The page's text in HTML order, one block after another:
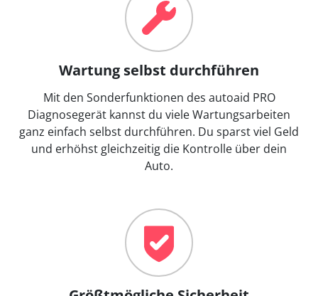
Wartung selbst durchführen
Mit den Sonderfunktionen des autoaid PRO
Diagnosegerät kannst du viele Wartungsarbeiten
ganz einfach selbst durchführen. Du sparst viel Geld
und erhöhst gleichzeitig die Kontrolle über dein
Auto.